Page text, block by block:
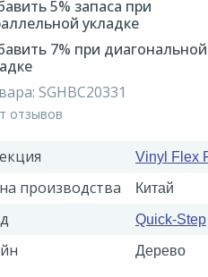
5% запаса при
укладке
7% при диагональной
SGHBC20331
отзывов
Vinyl Flex
производства Китай
Quick-Step
Дерево